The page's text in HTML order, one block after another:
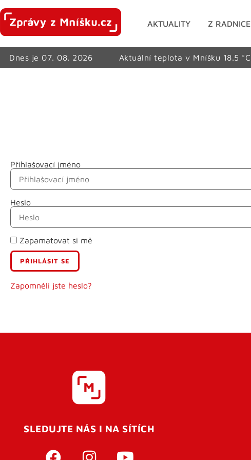
AKTUALITY Z RADNICE
Dnes je 07. 08. 2026 Aktuální teplota v Mníšku 18.5 °C
Přihlašovací jméno
Heslo
Zapamatovat si mě
Zapomněli jste heslo?
Jméno
Příjmení
E-mail
Uživatelské jméno
SLEDUJTE NÁS I NA SÍTÍCH